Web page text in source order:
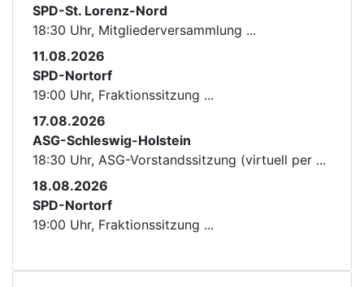
SPD-St. Lorenz-Nord
18:30 Uhr, Mitgliederversammlung ...
11.08.2026
SPD-Nortorf
19:00 Uhr, Fraktionssitzung ...
17.08.2026
ASG-Schleswig-Holstein
18:30 Uhr, ASG-Vorstandssitzung (virtuell per ...
18.08.2026
SPD-Nortorf
19:00 Uhr, Fraktionssitzung ...